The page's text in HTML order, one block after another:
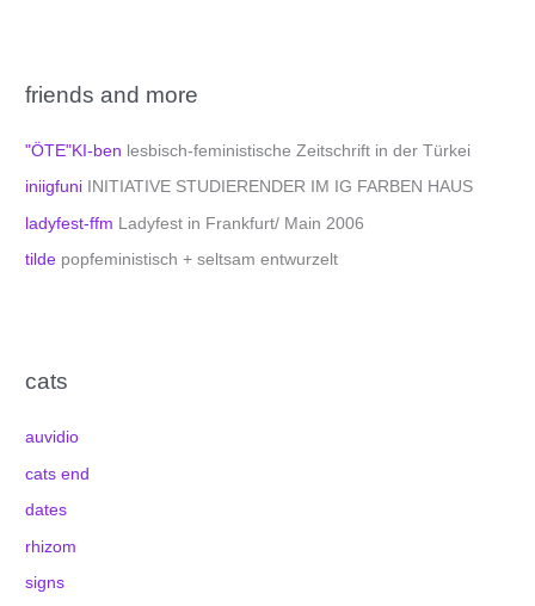
friends and more
"ÖTE"KI-ben lesbisch-feministische Zeitschrift in der Türkei
iniigfuni INITIATIVE STUDIERENDER IM IG FARBEN HAUS
ladyfest-ffm Ladyfest in Frankfurt/ Main 2006
tilde popfeministisch + seltsam entwurzelt
cats
auvidio
cats end
dates
rhizom
signs